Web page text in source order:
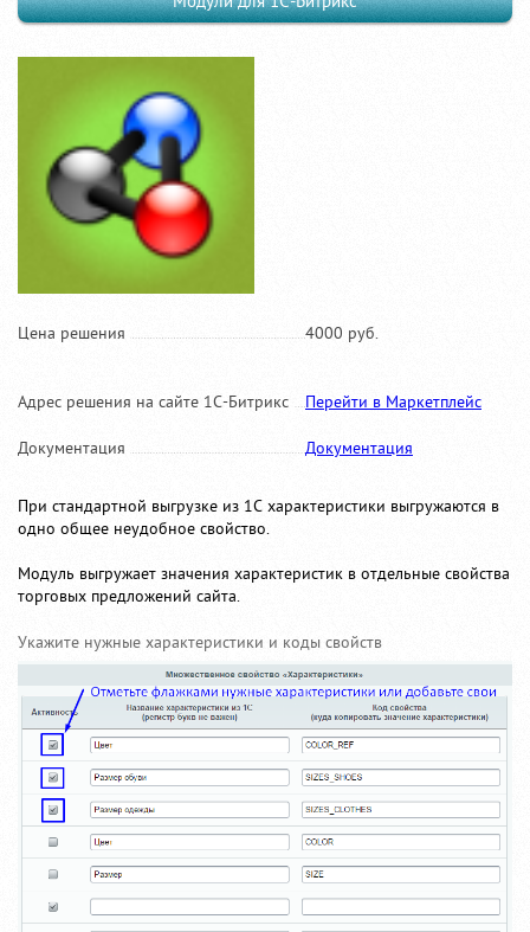
Цена решения 4000 руб.
Адрес решения на сайте 1С-Битрикс Перейти в Маркетплейс
Документация Документация
При стандартной выгрузке из 1С характеристики выгружаются в
одно общее неудобное свойство.
Модуль выгружает значения характеристик в отдельные свойства
торговых предложений сайта.
Укажите нужные характеристики и коды свойств